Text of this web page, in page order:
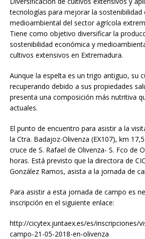
tecnologías para mejorar la sostenibilidad
medioambiental del sector agrícola
Tiene como objetivo diversificar la
sostenibilidad económica y
cultivos extensivos en Extremadura.
Aunque la espelta es un trigo antiguo, su
recuperando debido a sus propiedades
presenta una composición más nutritiva
actuales.
El punto de encuentro para asistir a la
la Ctra. Badajoz-Olivenza (EX107), km
cruce de S. Rafael de Olivenza- S. Fco de
horas. Está previsto que la directora de
González Ramos, asista a la jornada de
Para asistir a esta jornada de campo es
inscripción en el siguiente enlace:
http://cicytex.juntaex.es/es/inscripciones/
campo-21-05-2018-en-olivenza